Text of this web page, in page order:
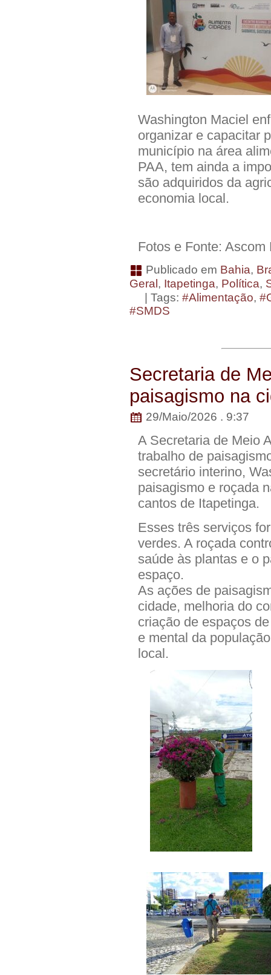
Washington Maciel
organizar e capacitar
município na área
PAA, tem ainda a
são adquiridos da
economia local.
Fotos e Fonte:
Publicado em Bahia,
Geral, Itapetinga, Política,
| Tags: #Alimentação,
#SMDS
Secretaria de
paisagismo na
29/Maio/2026 . 9:37
A Secretaria de Meio
trabalho de
secretário interino,
paisagismo e roçada
cantos de Itapetinga.
Esses três serviços
verdes. A roçada
saúde às plantas e o
espaço.
As ações de
cidade, melhoria do
criação de espaços
e mental da
local.